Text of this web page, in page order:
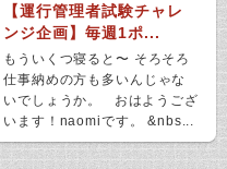
【運行管理者試験チャレ
ンジ企画】毎週1ポ...
もういくつ寝ると〜 そろそろ
仕事納めの方も多いんじゃな
いでしょうか。 おはようござ
います！naomiです。 &nbs...